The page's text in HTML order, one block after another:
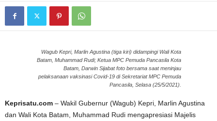
Wagub Kepri, Marlin Agustina (tiga kiri) didampingi Wali Kota
Batam, Muhammad Rudi; Ketua MPC Pemuda Pancasila Kota
Batam, Darwin Sijabat foto bersama saat meninjau
pelaksanaan vaksinasi Covid-19 di Sekretariat MPC Pemuda
Pancasila, Selasa (25/5/2021).
Keprisatu.com – Wakil Gubernur (Wagub) Kepri, Marlin Agustina
dan Wali Kota Batam, Muhammad Rudi mengapresiasi Majelis